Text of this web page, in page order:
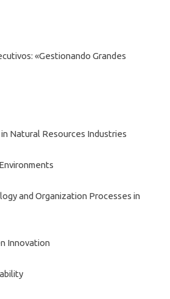
«Gestionando Grandes
Natural Resources Industries
and Organization Processes in
Innovation